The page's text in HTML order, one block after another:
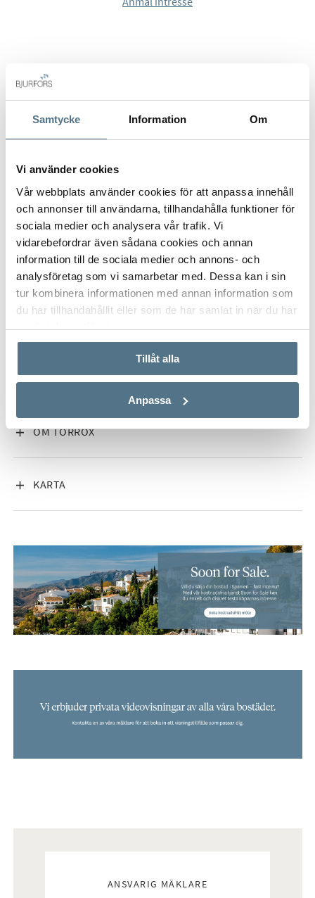
Samtycke Information Om
Vi använder cookies
Vår webbplats använder cookies för att anpassa innehåll
och annonser till användarna, tillhandahålla funktioner för
sociala medier och analysera vår trafik. Vi
vidarebefordrar även sådana cookies och annan
information till de sociala medier och annons- och
analysföretag som vi samarbetar med. Dessa kan i sin
tur kombinera informationen med annan information som
du har tillhandahållit eller som de har samlat in när du har
använt deras tjänster.
Tillåt alla
Anpassa
akustisk isolering i enlighet med högsta standard.
Komplexet erbjuder en gemensam pool och vackra
är förberedda för laddning av elbilar.
Torrox Costa fortsätter att utvecklas och växa i popularitet
med sin härliga strandpromenad samt utbud av
restauranger, affärer osv. Projektet beräknas stå klart i början
av 2029.
Bilderna i annonsen är generella för projektet och avser
ingen specifik bostad.
Vid köp av nyproduktion tillkommer ca 13%, vilket inkluderar
moms, stämpelskatt, notarie samt juridiskt ombud.
Visste du att Bjurfors har tillgång till hela utbudet av bostäder
till salu på Costa del Sol? Kontakta oss så hjälper vi dig att
ALLA BILDER (15)
FAKTA OM BOSTADEN
VISA INNEHÅLL
OM TORROX
VISA INNEHÅLL
KARTA
VISA INNEHÅLL
ANSVARIG MÄKLARE